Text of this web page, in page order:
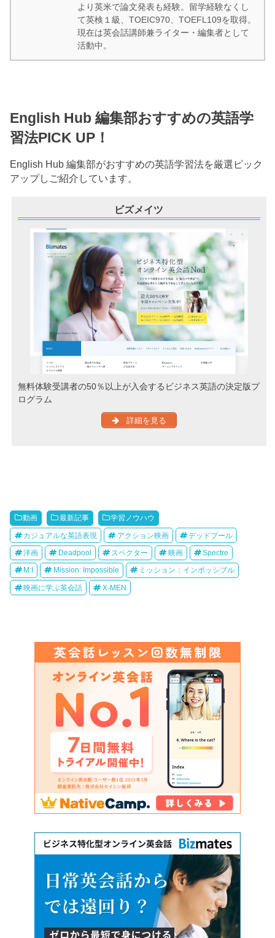
より英米で論文発表も経験。留学経験なくし
て英検１級、TOEIC970、TOEFL109を取得。
現在は英会話講師兼ライター・編集者として
活動中。
English Hub 編集部おすすめの英語学
習法PICK UP！
English Hub 編集部がおすすめの英語学習法を厳選ピック
アップしご紹介しています。
ビズメイツ
無料体験受講者の50％以上が入会するビジネス英語の決定版プ
ログラム
詳細を見る
動画 最新記事 学習ノウハウ
カジュアルな英語表現 アクション映画 デッドプール
洋画 Deadpool スペクター 映画 Spectre
M:I Mission: Impossible ミッション：インポッシブル
映画に学ぶ英会話 X-MEN